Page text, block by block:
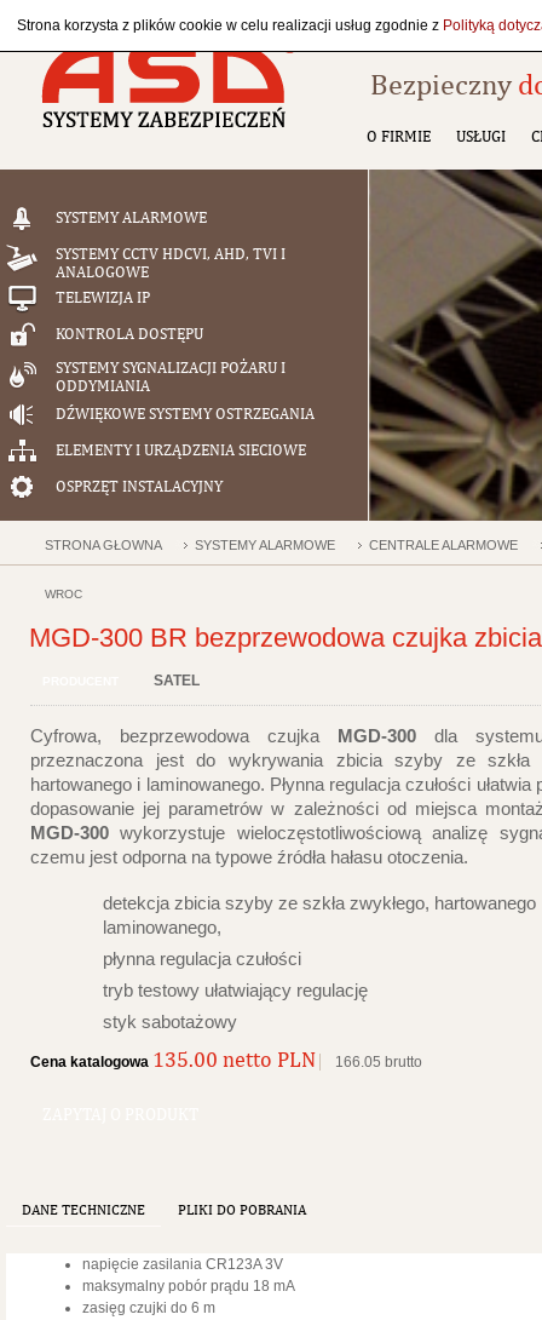
Bezpieczny
O FIRMIE USŁUGI
SYSTEMY ALARMOWE
SYSTEMY CCTV HDCVI, AHD, TVI I
ANALOGOWE
TELEWIZJA IP
KONTROLA DOSTĘPU
SYSTEMY SYGNALIZACJI POŻARU I
ODDYMIANIA
DŹWIĘKOWE SYSTEMY OSTRZEGANIA
ELEMENTY I URZĄDZENIA SIECIOWE
OSPRZĘT INSTALACYJNY
STRONA GŁÓWNA SYSTEMY ALARMOWE CENTRALE ALARMOWE
WRÓĆ
MGD-300 BR bezprzewodowa czujka
SATEL
Cyfrowa, bezprzewodowa czujka MGD-300 dla
przeznaczona jest do wykrywania zbicia szyby ze szkła
hartowanego i laminowanego. Płynna regulacja czułości ułatwia
dopasowanie jej parametrów w zależności od miejsca
MGD-300 wykorzystuje wieloczęstotliwościową analizę
czemu jest odporna na typowe źródła hałasu otoczenia.
detekcja zbicia szyby ze szkła zwykłego, hartowanego
laminowanego,
płynna regulacja czułości
tryb testowy ułatwiający regulację
styk sabotażowy
Cena katalogowa 135.00 netto PLN 166.05 brutto
DANE TECHNICZNE PLIKI DO POBRANIA
napięcie zasilania CR123A 3V
maksymalny pobór prądu 18 mA
zasięg czujki do 6 m
Strona korzysta z plików cookie w celu realizacji usług zgodnie z Polityką